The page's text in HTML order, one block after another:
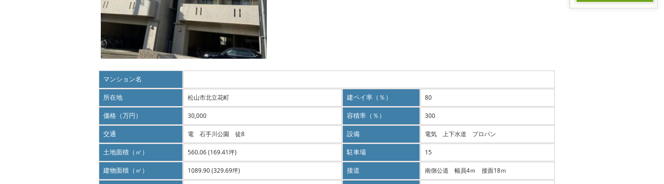
マンション名
所在地 松山市北立花町 建ペイ率（％） 80
価格（万円） 30,000 容積率（％） 300
交通 電 石手川公園 徒8 設備 電気 上下水道 プロパン
土地面積（㎡） 560.06 (169.41坪) 駐車場 15
建物面積（㎡） 1089.90 (329.69坪) 接道 南側公道 幅員4ｍ 接面18ｍ